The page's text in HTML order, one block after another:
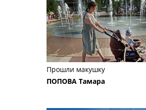
Прошли макушку
ПОПОВА Тамара